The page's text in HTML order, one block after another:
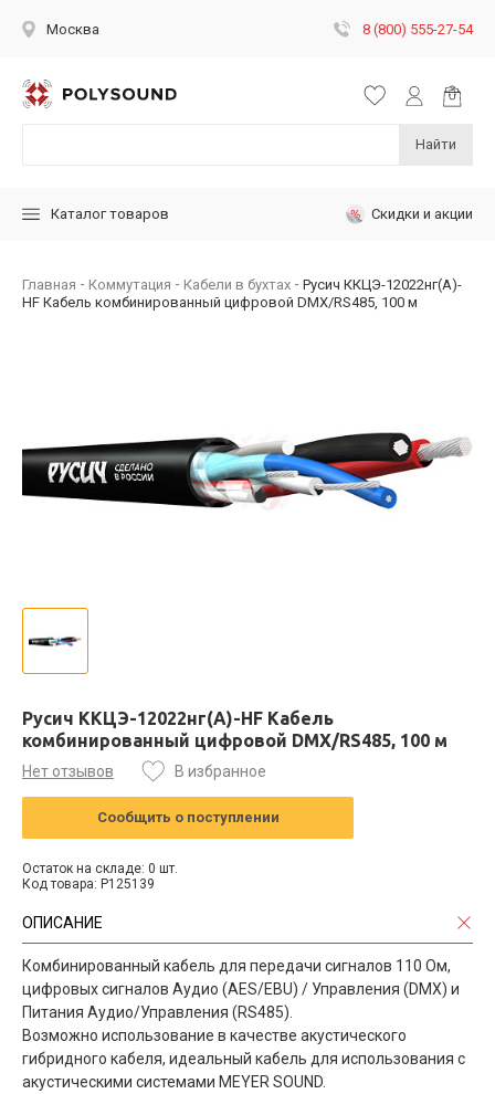
Москва 8 (800) 555-27-54
Найти
Каталог товаров Скидки и акции
Главная Коммутация Кабели в бухтах
Русич ККЦЭ-12022нг(А)-
HF Кабель комбинированный цифровой DMX/RS485, 100 м
Русич ККЦЭ-12022нг(А)-HF Кабель
комбинированный цифровой DMX/RS485, 100 м
Нет отзывов В избранное
Сообщить о поступлении
Остаток на складе: 0 шт.
Код товара: P125139
ОПИСАНИЕ
Комбинированный кабель для передачи сигналов 110 Ом,
цифровых сигналов Аудио (AES/EBU) / Управления (DMX) и
Питания Аудио/Управления (RS485).
Возможно использование в качестве акустического
гибридного кабеля, идеальный кабель для использования с
акустическими системами MEYER SOUND.